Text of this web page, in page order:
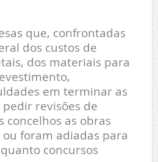
que, confrontadas
dos custos de
dos materiais para
em terminar as
revisões de
concelhos as obras
foram adiadas para
concursos